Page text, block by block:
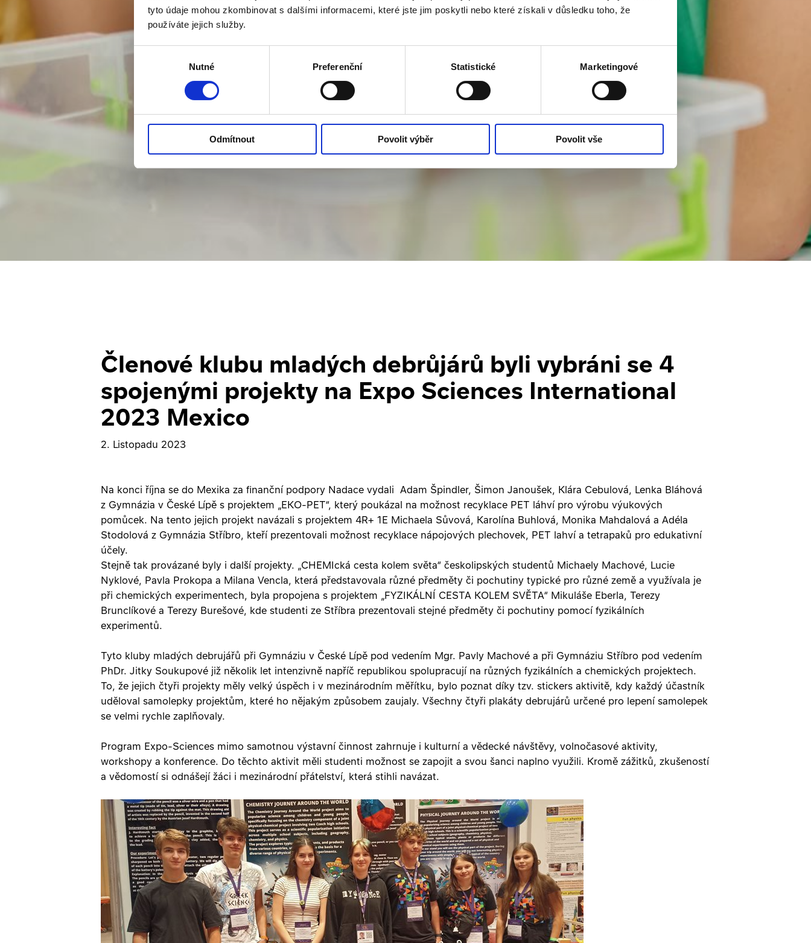
tyto údaje mohou zkombinovat s dalšími informacemi, které jste jim poskytli nebo které získali v důsledku toho, že
používáte jejich služby.
Výběr
Nutné Preferenční Statistické Marketingové
Odmítnout Povolit výběr Povolit vše
Členové klubu mladých debrůjárů byli vybráni se 4
spojenými projekty na Expo Sciences International
2023 Mexico
2. Listopadu 2023
Na konci října se do Mexika za finanční podpory Nadace vydali Adam Špindler, Šimon Janoušek, Klára Cebulová, Lenka Bláhová
z Gymnázia v České Lípě s projektem „EKO-PET“, který poukázal na možnost recyklace PET láhví pro výrobu výukových
pomůcek. Na tento jejich projekt navázali s projektem 4R+ 1E Michaela Sůvová, Karolína Buhlová, Monika Mahdalová a Adéla
Stodolová z Gymnázia Stříbro, kteří prezentovali možnost recyklace nápojových plechovek, PET lahví a tetrapaků pro edukativní
účely.
Stejně tak provázané byly i další projekty. „CHEMIcká cesta kolem světa“ českolipských studentů Michaely Machové, Lucie
Nyklové, Pavla Prokopa a Milana Vencla, která představovala různé předměty či pochutiny typické pro různé země a využívala je
při chemických experimentech, byla propojena s projektem „FYZIKÁLNÍ CESTA KOLEM SVĚTA“ Mikuláše Eberla, Terezy
Brunclíkové a Terezy Burešové, kde studenti ze Stříbra prezentovali stejné předměty či pochutiny pomocí fyzikálních
experimentů.
Tyto kluby mladých debrujářů při Gymnáziu v České Lípě pod vedením Mgr. Pavly Machové a při Gymnáziu Stříbro pod vedením
PhDr. Jitky Soukupové již několik let intenzivně napříč republikou spolupracují na různých fyzikálních a chemických projektech.
To, že jejich čtyři projekty měly velký úspěch i v mezinárodním měřítku, bylo poznat díky tzv. stickers aktivitě, kdy každý účastník
uděloval samolepky projektům, které ho nějakým způsobem zaujaly. Všechny čtyři plakáty debrujárů určené pro lepení samolepek
se velmi rychle zaplňovaly.
Program Expo-Sciences mimo samotnou výstavní činnost zahrnuje i kulturní a vědecké návštěvy, volnočasové aktivity,
workshopy a konference. Do těchto aktivit měli studenti možnost se zapojit a svou šanci naplno využili. Kromě zážitků, zkušeností
a vědomostí si odnášejí žáci i mezinárodní přátelství, která stihli navázat.